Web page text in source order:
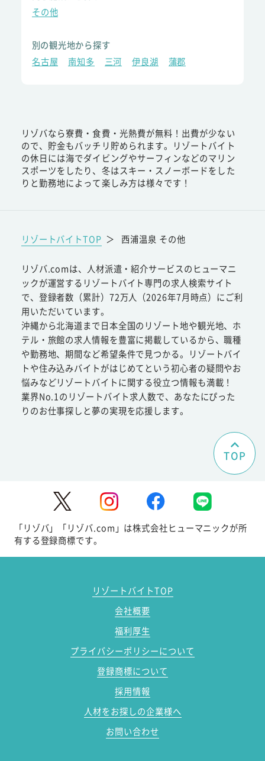
その他
別の観光地から探す
名古屋
南知多 三河 伊良湖 蒲郡
リゾバなら寮費・食費・光熱費が無料！出費が少ない
ので、貯金もバッチリ貯められます。リゾートバイト
の休日には海でダイビングやサーフィンなどのマリン
スポーツをしたり、冬はスキー・スノーボードをした
りと勤務地によって楽しみ方は様々です！
リゾートバイトTOP ＞ 西浦温泉 その他
リゾバ.comは、人材派遣・紹介サービスのヒューマニ
ックが運営するリゾートバイト専門の求人検索サイト
で、登録者数（累計）72万人（2026年7月時点）にご利
用いただいています。
沖縄から北海道まで日本全国のリゾート地や観光地、ホ
テル・旅館の求人情報を豊富に掲載しているから、職種
や勤務地、期間など希望条件で見つかる。リゾートバイ
トや住み込みバイトがはじめてという初心者の疑問やお
悩みなどリゾートバイトに関する役立つ情報も満載！
業界No.1のリゾートバイト求人数で、あなたにぴった
りのお仕事探しと夢の実現を応援します。
TOP
「リゾバ」「リゾバ.com」は株式会社ヒューマニックが所
有する登録商標です。
リゾートバイトTOP
会社概要
福利厚生
プライバシーポリシーについて
登録商標について
採用情報
人材をお探しの企業様へ
お問い合わせ